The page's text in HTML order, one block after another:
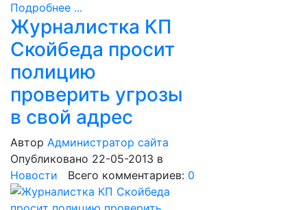
Подробнее ...
Журналистка КП
Скойбеда просит
полицию
проверить угрозы
в свой адрес
Автор Администратор сайта
Опубликовано 22-05-2013 в
Новости Всего комментариев: 0